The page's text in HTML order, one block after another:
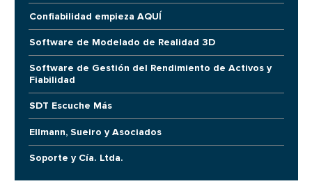
Confiabilidad empieza AQUÍ
Software de Modelado de Realidad 3D
Software de Gestión del Rendimiento de Activos y
Fiabilidad
SDT Escuche Más
Ellmann, Sueiro y Asociados
Soporte y Cía. Ltda.